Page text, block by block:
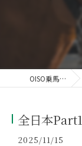
OISO乗馬クラブ
全日本
2025/11/15